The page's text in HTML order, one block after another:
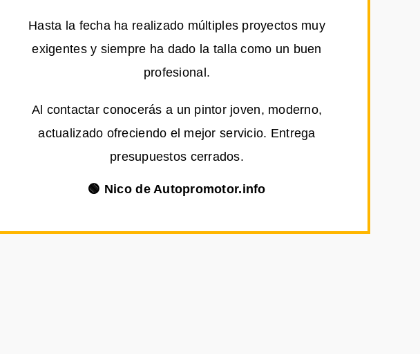
Hasta la fecha ha realizado múltiples proyectos muy
exigentes y siempre ha dado la talla como un buen
profesional.
Al contactar conocerás a un pintor joven, moderno,
actualizado ofreciendo el mejor servicio. Entrega
presupuestos cerrados.
🟢 Nico de Autopromotor.info